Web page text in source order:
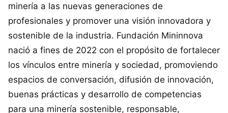
minería a las nuevas generaciones de
profesionales y promover una visión innovadora y
sostenible de la industria. Fundación Mininnova
nació a fines de 2022 con el propósito de fortalecer
los vínculos entre minería y sociedad, promoviendo
espacios de conversación, difusión de innovación,
buenas prácticas y desarrollo de competencias
para una minería sostenible, responsable,